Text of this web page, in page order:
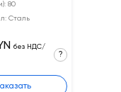
80
Сталь
без НДС/
?